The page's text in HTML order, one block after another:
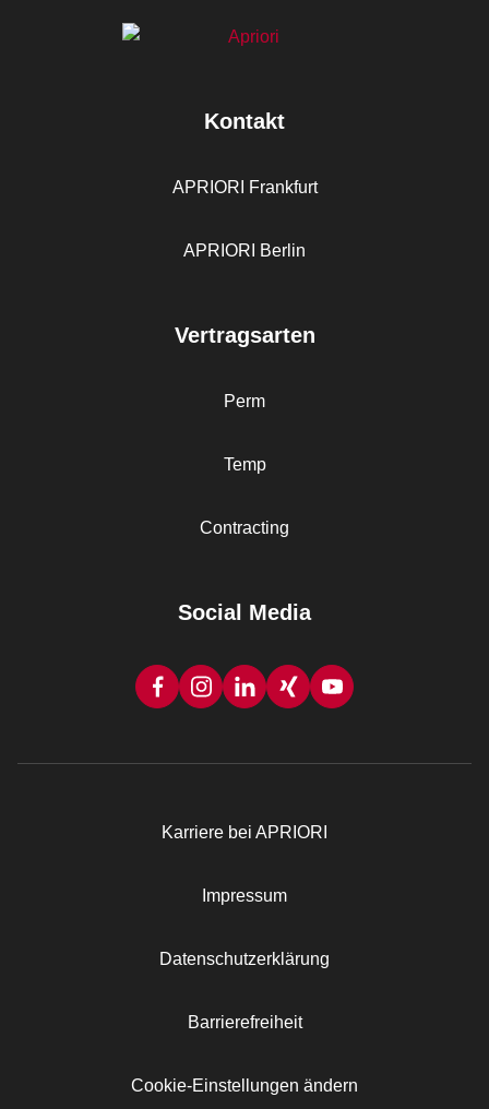
Kontakt
APRIORI Frankfurt
APRIORI Berlin
Vertragsarten
Perm
Temp
Contracting
Social Media
Karriere bei APRIORI
Impressum
Datenschutzerklärung
Barrierefreiheit
Cookie-Einstellungen ändern